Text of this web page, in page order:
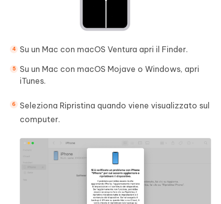
Su un Mac con macOS Ventura apri il Finder.
Su un Mac con macOS Mojave o Windows, apri
iTunes.
Seleziona Ripristina quando viene visualizzato sul
computer.